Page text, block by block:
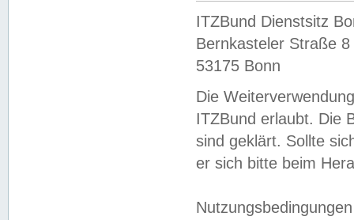
ITZBund Dienstsitz
Bernkasteler Straße 8
53175 Bonn
Die
ITZBund erlaubt. Die
sind geklärt. Sollte
er sich bitte beim